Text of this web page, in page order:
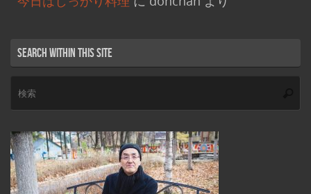
Search within this site
索